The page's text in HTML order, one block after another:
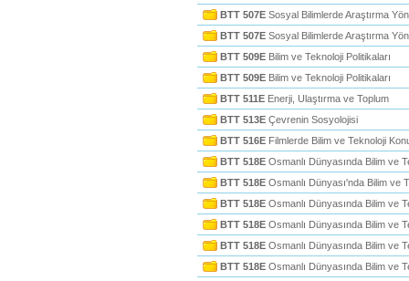
BTT 507E Sosyal Bilimlerde Araştırma
BTT 507E Sosyal Bilimlerde Araştırma
BTT 509E Bilim ve Teknoloji Politikaları
BTT 509E Bilim ve Teknoloji Politikaları
BTT 511E Enerji, Ulaştırma ve Toplum
BTT 513E Çevrenin Sosyolojisi
BTT 516E Filmlerde Bilim ve Teknoloji
BTT 518E Osmanlı Dünyasında Bilim ve
BTT 518E Osmanlı Dünyası'nda Bilim ve
BTT 518E Osmanlı Dünyasında Bilim ve
BTT 518E Osmanlı Dünyasında Bilim ve
BTT 518E Osmanlı Dünyasında Bilim ve
BTT 518E Osmanlı Dünyasında Bilim ve